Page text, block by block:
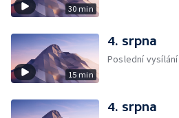
30 min
15 min
4. srpna
Poslední vysílání
4. srpna